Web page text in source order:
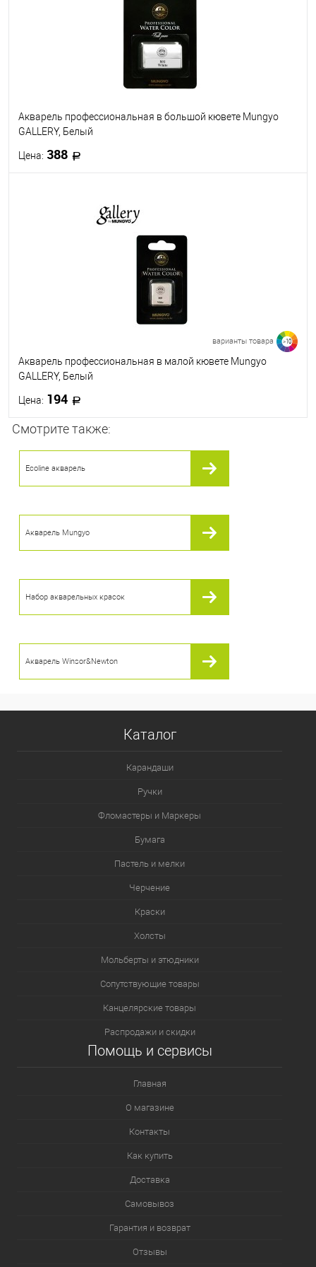
Акварель профессиональная в большой кювете Mungyo
GALLERY, Белый
Цена: 388
варианты товара >10
Акварель профессиональная в малой кювете Mungyo
GALLERY, Белый
Цена: 194
В наличии
844
Посмотреть все варианты
Смотрите также:
Ecoline акварель
Акварель Mungyo
Набор акварельных красок
Акварель Winsor&Newton
Каталог
Карандаши
Ручки
Фломастеры и Маркеры
Бумага
Пастель и мелки
Черчение
Краски
Холсты
Мольберты и этюдники
Сопутствующие товары
Канцелярские товары
Распродажи и скидки
Помощь и сервисы
Главная
О магазине
Контакты
Как купить
Доставка
Самовывоз
Гарантия и возврат
Отзывы